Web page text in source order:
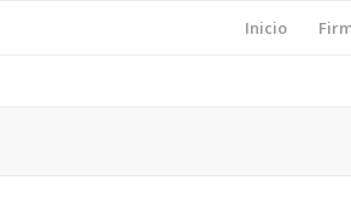
Inicio